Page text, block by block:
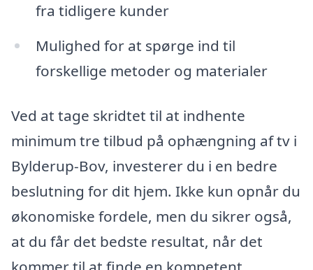
fra tidligere kunder
Mulighed for at spørge ind til
forskellige metoder og materialer
Ved at tage skridtet til at indhente
minimum tre tilbud på ophængning af tv i
Bylderup-Bov, investerer du i en bedre
beslutning for dit hjem. Ikke kun opnår du
økonomiske fordele, men du sikrer også,
at du får det bedste resultat, når det